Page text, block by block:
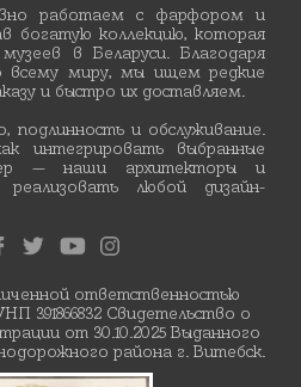
работаем с фарфором и
богатую коллекцию, которая
в Беларуси. Благодаря
всему миру, мы ищем редкие
и быстро их доставляем.
подлинность и обслуживание.
интегрировать выбранные
— наши архитекторы и
любой дизайн-
ответственностью
391866832 Свидетельство о
от 30.10.2025 Выданного
района г. Витебск.